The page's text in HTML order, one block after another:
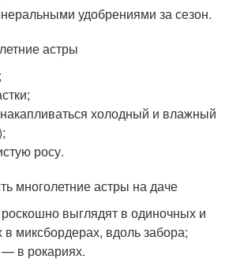
удобрениями за сезон.
астры
холодный и влажный
росу.
многолетние астры на даче
выглядят в одиночных и
в миксбордерах, вдоль забора;
в рокариях.